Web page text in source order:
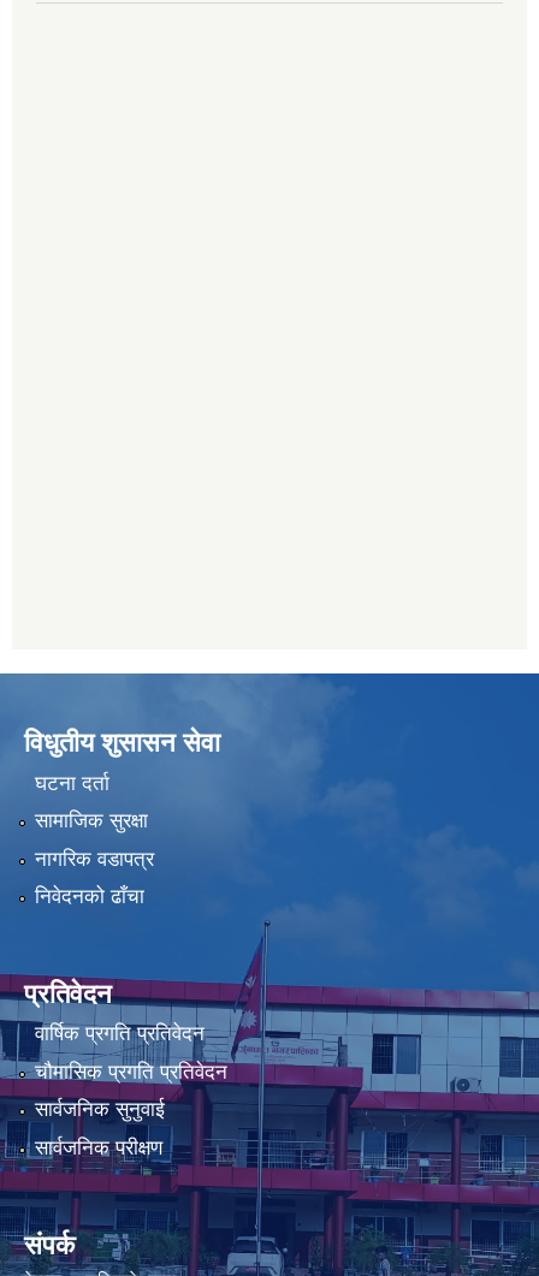
विधुतीय शुसासन सेवा
घटना दर्ता
सामाजिक सुरक्षा
नागरिक वडापत्र
निवेदनको ढाँचा
प्रतिवेदन
वार्षिक प्रगति प्रतिवेदन
चौमासिक प्रगति प्रतिवेदन
सार्वजनिक सुनुवाई
सार्वजनिक परीक्षण
संपर्क